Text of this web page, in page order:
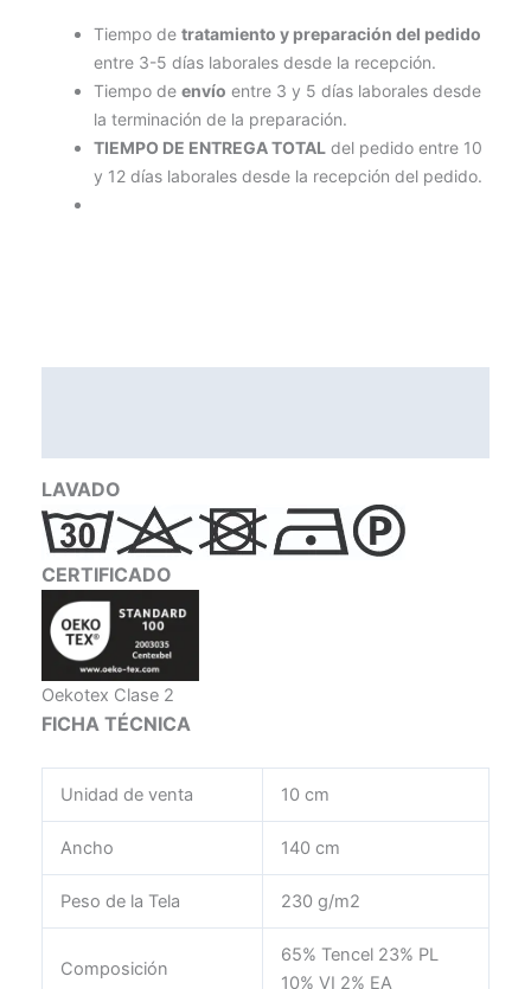
Tiempo de tratamiento y preparación del pedido
entre 3-5 días laborales desde la recepción.
Tiempo de envío entre 3 y 5 días laborales desde
la terminación de la preparación.
TIEMPO DE ENTREGA TOTALdel pedido entre 10
y 12 días laborales desde la recepción del pedido.
LAVADO
CERTIFICADO
Oekotex Clase 2
FICHA TÉCNICA
Unidad de venta 10 cm
Ancho 140 cm
Peso de la Tela 230 g/m2
Composición
65% Tencel 23% PL
10% VI 2% EA